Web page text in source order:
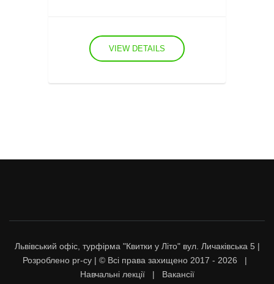
VIEW DETAILS
Львівський офіс, турфірма "Квитки у Літо" вул. Личаківська 5 |
Розроблено pr-cy| © Всі права захищено 2017 - 2026 |
Навчальні лекції| Вакансії